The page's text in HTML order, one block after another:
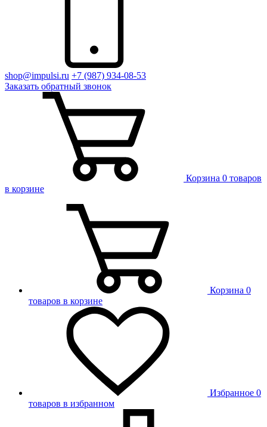
shop@impulsi.ru +7 (987) 934-08-53
Заказать обратный звонок
Корзина 0 товаров
в корзине
Корзина 0
товаров в корзине
Избранное 0
товаров в избранном